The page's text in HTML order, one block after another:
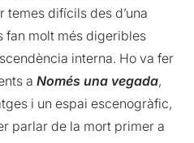
temes difícils des d’una
fan molt més digeribles
interna. Ho va fer
aNomés una vegada,
i un espai escenogràfic,
parlar de la mort primer a